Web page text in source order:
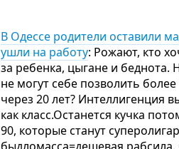
В Одессе родители оставили
ушли на работу: Рожают, кто
за ребенка, цыгане и
не могут себе позволить
через 20 лет? Интеллигенция
как класс.Останется кучка
90, которые станут